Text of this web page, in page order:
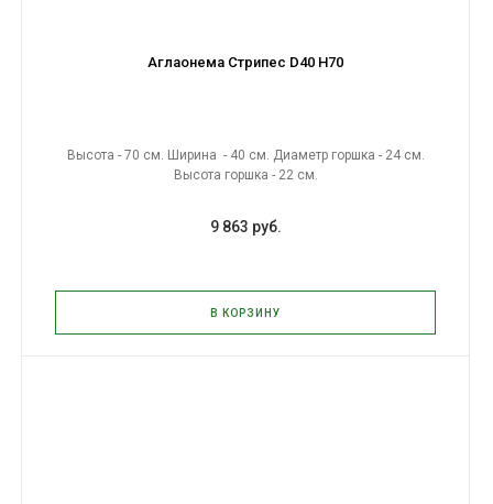
Аглаонема Стрипес D40 H70
Высота - 70 см. Ширина - 40 см. Диаметр горшка - 24 см.
Высота горшка - 22 см.
9 863 руб.
В КОРЗИНУ